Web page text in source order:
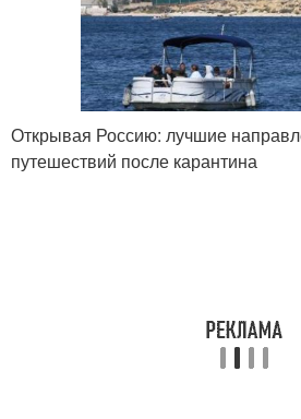
Открывая Россию: лучшие
путешествий после карантина